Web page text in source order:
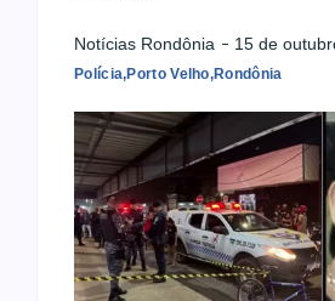
Notícias Rondônia 15 de
Polícia,Porto Velho,Rondônia